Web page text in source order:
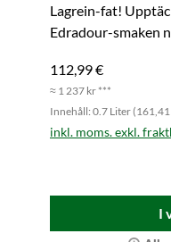
Lagrein-fat!
Edradour-smaken
112,99 €
≈ 1 237 kr ***
Innehåll: 0.7 Liter
inkl. moms. exkl.
I